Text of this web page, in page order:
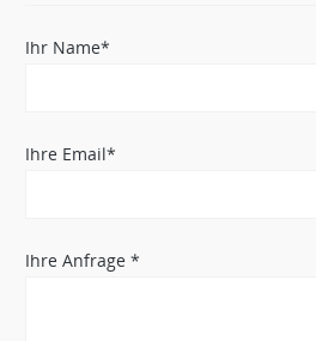
Ihr Name*
Ihre Email*
Ihre Anfrage *